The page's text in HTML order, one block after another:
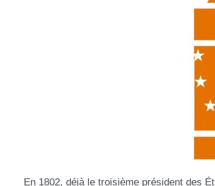
En 1802, déjà le troisième président des